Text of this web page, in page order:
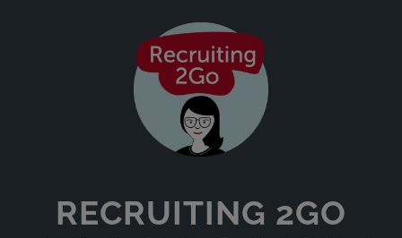
RECRUITING 2GO